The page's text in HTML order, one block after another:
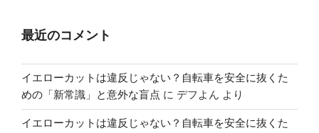
最近のコメント
イエローカットは違反じゃない？自転車を安全に抜くた
めの「新常識」と意外な盲点 に デフよん より
イエローカットは違反じゃない？自転車を安全に抜くた